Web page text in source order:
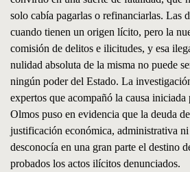
solo cabía pagarlas o refinanciarlas. Las
cuando tienen un origen lícito, pero la
comisión de delitos e ilicitudes, y esa
nulidad absoluta de la misma no puede
ningún poder del Estado. La
expertos que acompañó la causa
Olmos puso en evidencia que la deuda
justificación económica, administrativa
desconocía en una gran parte el destino
probados los actos ilícitos denunciados.